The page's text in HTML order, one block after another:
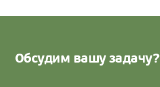
Обсудим вашу задачу?